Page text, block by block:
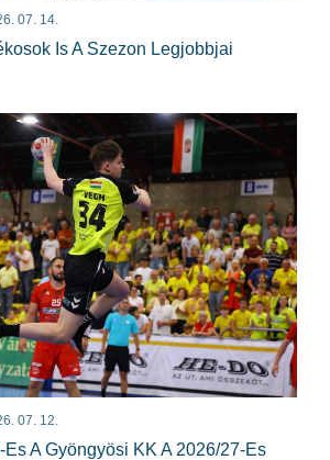
07. 14.
Is A Szezon Legjobbjai
07. 12.
Es A Gyöngyösi KK A 2026/27-Es